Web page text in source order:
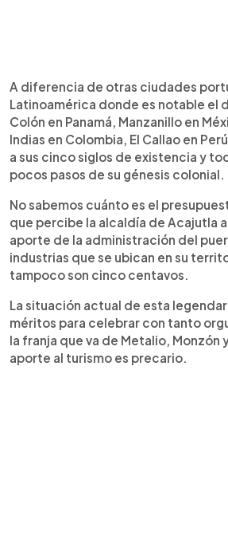
A diferencia de otras ciudades
Latinoamérica donde es notable el
Colón en Panamá, Manzanillo en
Indias en Colombia, El Callao en
a sus cinco siglos de existencia y
pocos pasos de su génesis colonial.
No sabemos cuánto es el
que percibe la alcaldía de Acajutla
aporte de la administración del
industrias que se ubican en su
tampoco son cinco centavos.
La situación actual de esta
méritos para celebrar con tanto
la franja que va de Metalio, Monzón
aporte al turismo es precario.